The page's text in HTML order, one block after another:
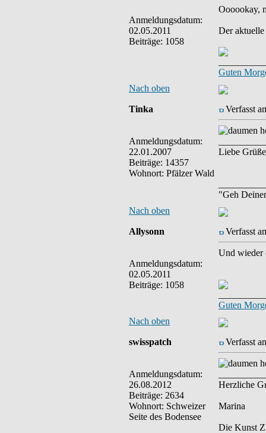
Anmeldungsdatum:
02.05.2011
Beiträge: 1058
Oooookay,
Der
Guten
Nach oben
Tinka
Anmeldungsdatum:
22.01.2007
Beiträge: 14357
Wohnort: Pfälzer Wald
Verfasst
Liebe
"Geh
Nach oben
Allysonn
Anmeldungsdatum:
02.05.2011
Beiträge: 1058
Verfasst
Und wieder
Guten
Nach oben
swisspatch
Anmeldungsdatum:
26.08.2012
Beiträge: 2634
Wohnort: Schweizer
Seite des Bodensee
Verfasst
Herzliche
Marina
Die Kunst